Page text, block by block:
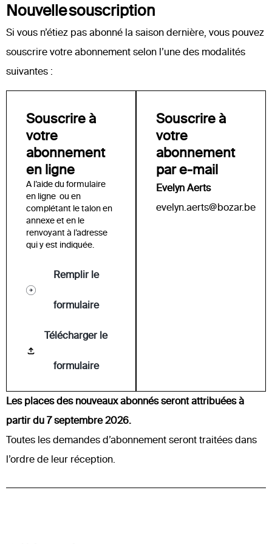
Nouvelle souscription
Si vous n’étiez pas abonné la saison dernière, vous pouvez
souscrire votre abonnement selon l’une des modalités
suivantes :
Souscrire à
votre
abonnement
en ligne
A l’aide du formulaire
en ligne ou en
complétant le talon en
annexe et en le
renvoyant à l’adresse
qui y est indiquée.
Remplir le
formulaire
Télécharger le
formulaire
Souscrire à
votre
abonnement
par e-mail
Evelyn Aerts
evelyn.aerts@bozar.be
Les places des nouveaux abonnés seront attribuées à
partir du 7 septembre 2026.
Toutes les demandes d’abonnement seront traitées dans
l’ordre de leur réception.